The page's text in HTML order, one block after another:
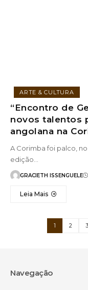
ARTE & CULTURA
“Encontro de
novos talentos
angolana na
A Corimba foi palco,
edição…
GRACIETH ISSENGUELE
Leia Mais
1 2 3
Navegação